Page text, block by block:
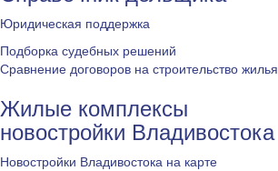
Юридическая поддержка
Подборка судебных решений
Сравнение договоров на строительство жилья
Жилые комплексы
новостройки Владивостока
Новостройки Владивостока на карте